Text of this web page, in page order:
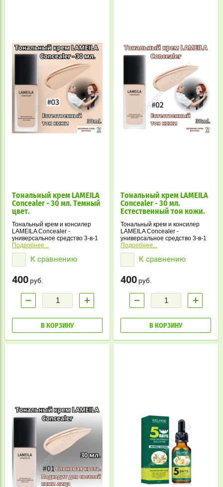
Тональный крем LAMEILA
Concealer - 30 мл. Темный
цвет.
Тональный крем и консилер
LAMEILA Concealer -
универсальное средство 3-в-1
для идеальной кожи.
Увлажняет, корректирует
форму лица и создает ровный,
бархатистый тон без изъянов.
Подробнее...
К сравнению
400 руб.
− +
В КОРЗИНУ
Тональный крем LAMEILA
Concealer - 30 мл.
Естественный тон кожи.
Тональный крем и консилер
LAMEILA Concealer -
универсальное средство 3-в-1
для идеальной кожи.
Увлажняет, корректирует
форму лица и создает ровный,
бархатистый тон без изъянов.
Подробнее...
К сравнению
400 руб.
− +
В КОРЗИНУ